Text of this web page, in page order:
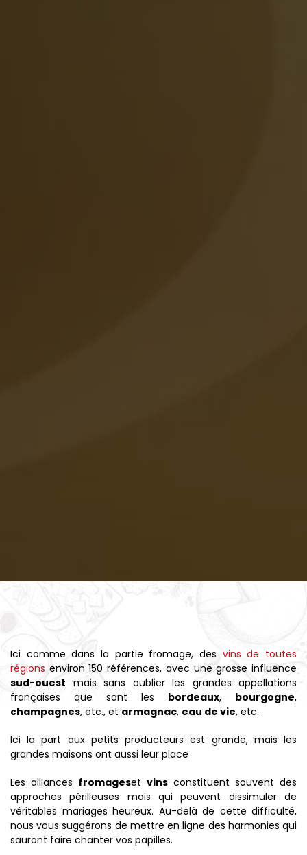
Ici comme dans la partie fromage, des vins de toutes
régions environ 150 références, avec une grosse influence
sud-ouest mais sans oublier les grandes appellations
françaises que sont les bordeaux, bourgogne,
champagnes, etc., et armagnac, eau de vie, etc.
Ici la part aux petits producteurs est grande, mais les
grandes maisons ont aussi leur place
Les alliances fromageset vins constituent souvent des
approches périlleuses mais qui peuvent dissimuler de
véritables mariages heureux. Au-delà de cette difficulté,
nous vous suggérons de mettre en ligne des harmonies qui
sauront faire chanter vos papilles.